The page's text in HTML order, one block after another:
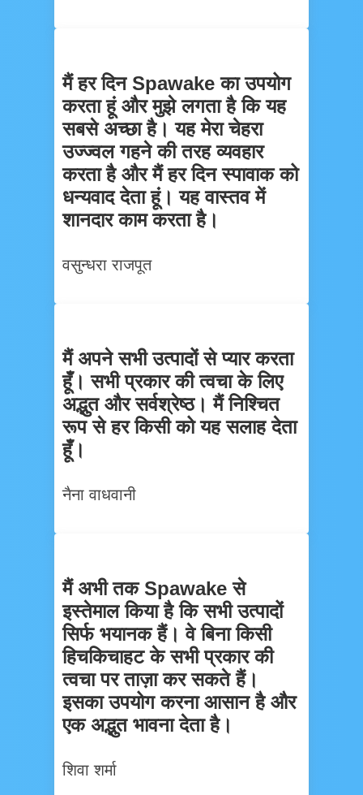
मैं हर दिन Spawake का उपयोग
करता हूं और मुझे लगता है कि यह
सबसे अच्छा है। यह मेरा चेहरा
उज्ज्वल गहने की तरह व्यवहार
करता है और मैं हर दिन स्पावाक को
धन्यवाद देता हूं। यह वास्तव में
शानदार काम करता है।
वसुन्धरा राजपूत
मैं अपने सभी उत्पादों से प्यार करता
हूँ। सभी प्रकार की त्वचा के लिए
अद्भुत और सर्वश्रेष्ठ। मैं निश्चित
रूप से हर किसी को यह सलाह देता
हूँ।
नैना वाधवानी
मैं अभी तक Spawake से
इस्तेमाल किया है कि सभी उत्पादों
सिर्फ भयानक हैं। वे बिना किसी
हिचकिचाहट के सभी प्रकार की
त्वचा पर ताज़ा कर सकते हैं।
इसका उपयोग करना आसान है और
एक अद्भुत भावना देता है।
शिवा शर्मा